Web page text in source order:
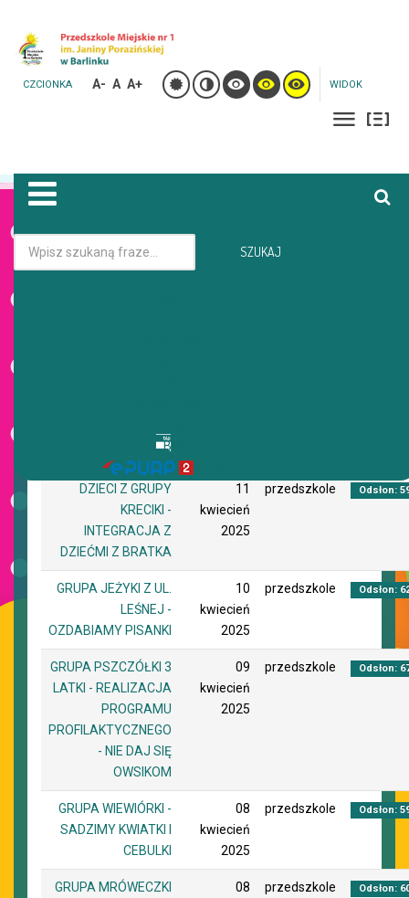
CZCIONKA A- A A+ WIDOK
SZUKAJ
BIP
Jesteś tutaj:Strona główna
DZIECI Z GRUPY
KRECIKI -
INTEGRACJA Z
DZIEĆMI Z BRATKA
11
kwiecień
2025
przedszkole Odsłon:
GRUPA JEŻYKI Z UL.
LEŚNEJ -
OZDABIAMY PISANKI
10
kwiecień
2025
przedszkole Odsłon:
GRUPA PSZCZÓŁKI 3
LATKI - REALIZACJA
PROGRAMU
PROFILAKTYCZNEGO
- NIE DAJ SIĘ
OWSIKOM
09
kwiecień
2025
przedszkole Odsłon:
GRUPA WIEWIÓRKI -
SADZIMY KWIATKI I
CEBULKI
08
kwiecień
2025
przedszkole Odsłon:
GRUPA MRÓWECZKI
08
przedszkole Odsłon: